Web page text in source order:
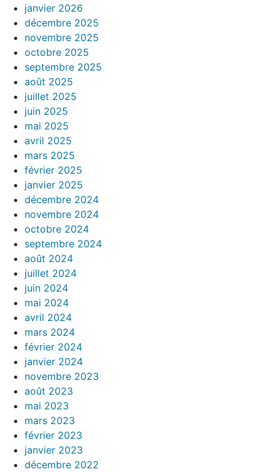
janvier 2026
décembre 2025
novembre 2025
octobre 2025
septembre 2025
août 2025
juillet 2025
juin 2025
mai 2025
avril 2025
mars 2025
février 2025
janvier 2025
décembre 2024
novembre 2024
octobre 2024
septembre 2024
août 2024
juillet 2024
juin 2024
mai 2024
avril 2024
mars 2024
février 2024
janvier 2024
novembre 2023
août 2023
mai 2023
mars 2023
février 2023
janvier 2023
décembre 2022